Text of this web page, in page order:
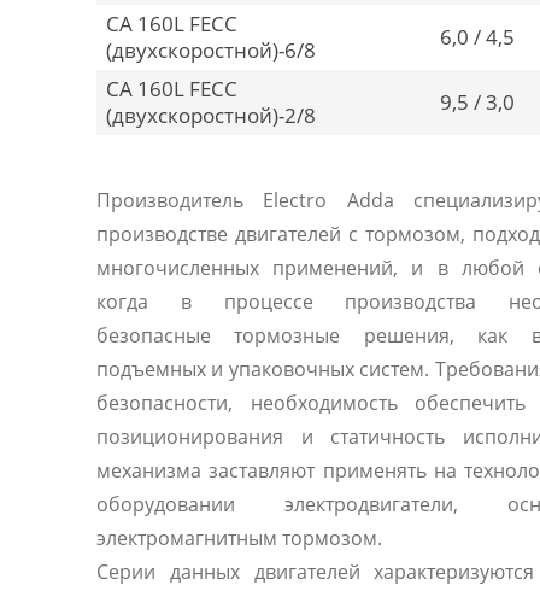
CA 160L FECC
(двухскоростной)-6/8
6,0 / 4,5
CA 160L FECC
(двухскоростной)-2/8
9,5 / 3,0
Производитель Electro Adda
производстве двигателей с тормозом,
многочисленных применений, и в любой
когда в процессе производства
безопасные тормозные решения, как
подъемных и упаковочных систем.
безопасности, необходимость обеспечить
позиционирования и статичность
механизма заставляют применять на
оборудовании электродвигатели,
электромагнитным тормозом.
Серии данных двигателей